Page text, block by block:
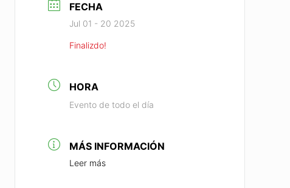
FECHA
Jul 01 - 20 2025
Finalizdo!
HORA
Evento de todo el día
MÁS INFORMACIÓN
Leer más